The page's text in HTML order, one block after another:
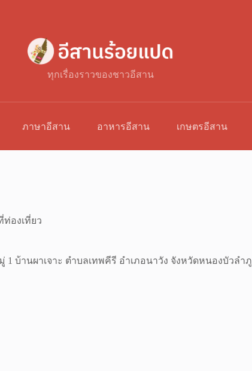
ทุกเรื่องราวของชาวอีสาน
ภาษาอีสาน อาหารอีสาน เกษตรอีสาน
ท่องเที่ยว
บ้านผาเจาะ ตำบลเทพคีรี อำเภอนาวัง จังหวัดหนองบัวลำภู